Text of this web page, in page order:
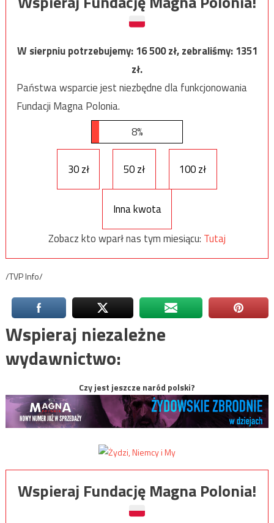
W sierpniu potrzebujemy:16 500zł, zebraliśmy:1351
zł.
Państwa wsparcie jest niezbędne dla funkcjonowania
Fundacji Magna Polonia.
8%
30 zł 50 zł 100 zł
Inna kwota
Zobacz kto wparł nas tym miesiącu: Tutaj
/TVP Info/
Wspieraj niezależne
wydawnictwo:
Czy jest jeszcze naród polski?
Wspieraj Fundację Magna Polonia!